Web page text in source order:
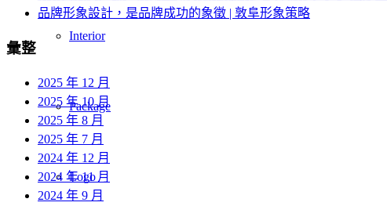
Interior
Package
Logo
品牌形象設計，是品牌成功的象徵 | 敦阜形象策略
彙整
2025 年 12 月
2025 年 10 月
2025 年 8 月
2025 年 7 月
2024 年 12 月
2024 年 11 月
2024 年 9 月